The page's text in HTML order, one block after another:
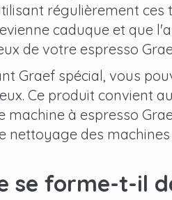
régulièrement
caduque et que
de votre espresso
Graef spécial, vous
Ce produit convient
machine à espresso
nettoyage des machines
se forme-t-il